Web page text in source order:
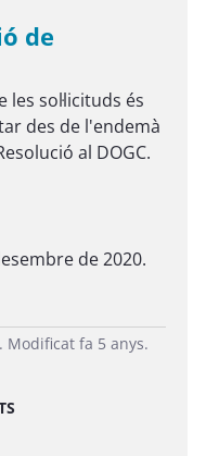
de
sol·licituds és
des de l'endemà
al DOGC.
de 2020.
Modificat fa 5 anys.